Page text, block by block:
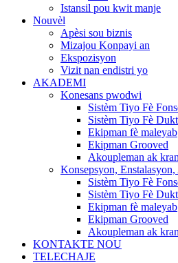
Istansil pou kwit manje
Nouvèl
Apèsi sou biznis
Mizajou Konpayi an
Ekspozisyon
Vizit nan endistri yo
AKADEMI
Konesans pwodwi
Sistèm Tiyo Fè
Sistèm Tiyo Fè
Ekipman fè maleyab
Ekipman Grooved
Akoupleman ak
Konsepsyon,
Sistèm Tiyo Fè
Sistèm Tiyo Fè
Ekipman fè maleyab
Ekipman Grooved
Akoupleman ak
KONTAKTE NOU
TELECHAJE